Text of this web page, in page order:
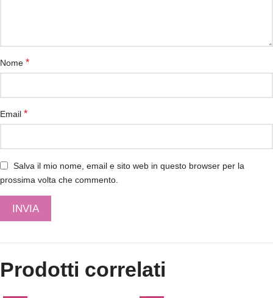
Nome *
Email *
Salva il mio nome, email e sito web in questo browser per la
prossima volta che commento.
Prodotti correlati